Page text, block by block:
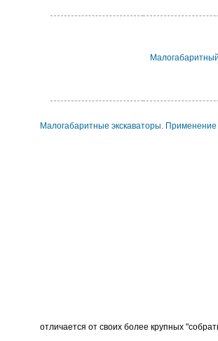
Малогабаритные экскаваторы.
отличается от своих более крупных